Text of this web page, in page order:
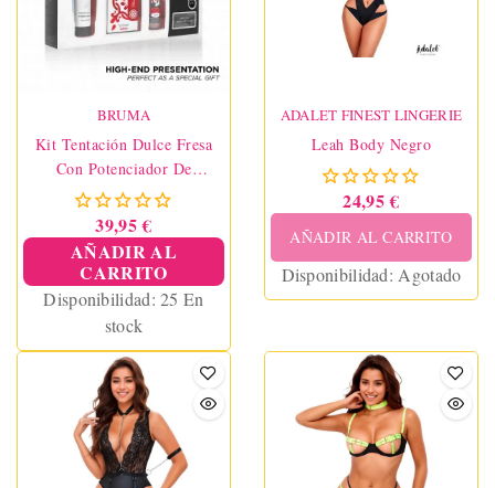
BRUMA
Kit Tentación Dulce Fresa
Con Potenciador De
Orgasmos
39,95 €
AÑADIR AL
CARRITO
Disponibilidad:25 En
stock
ADALET FINEST LINGERIE
Leah Body Negro
24,95 €
AÑADIR AL CARRITO
Disponibilidad: Agotado